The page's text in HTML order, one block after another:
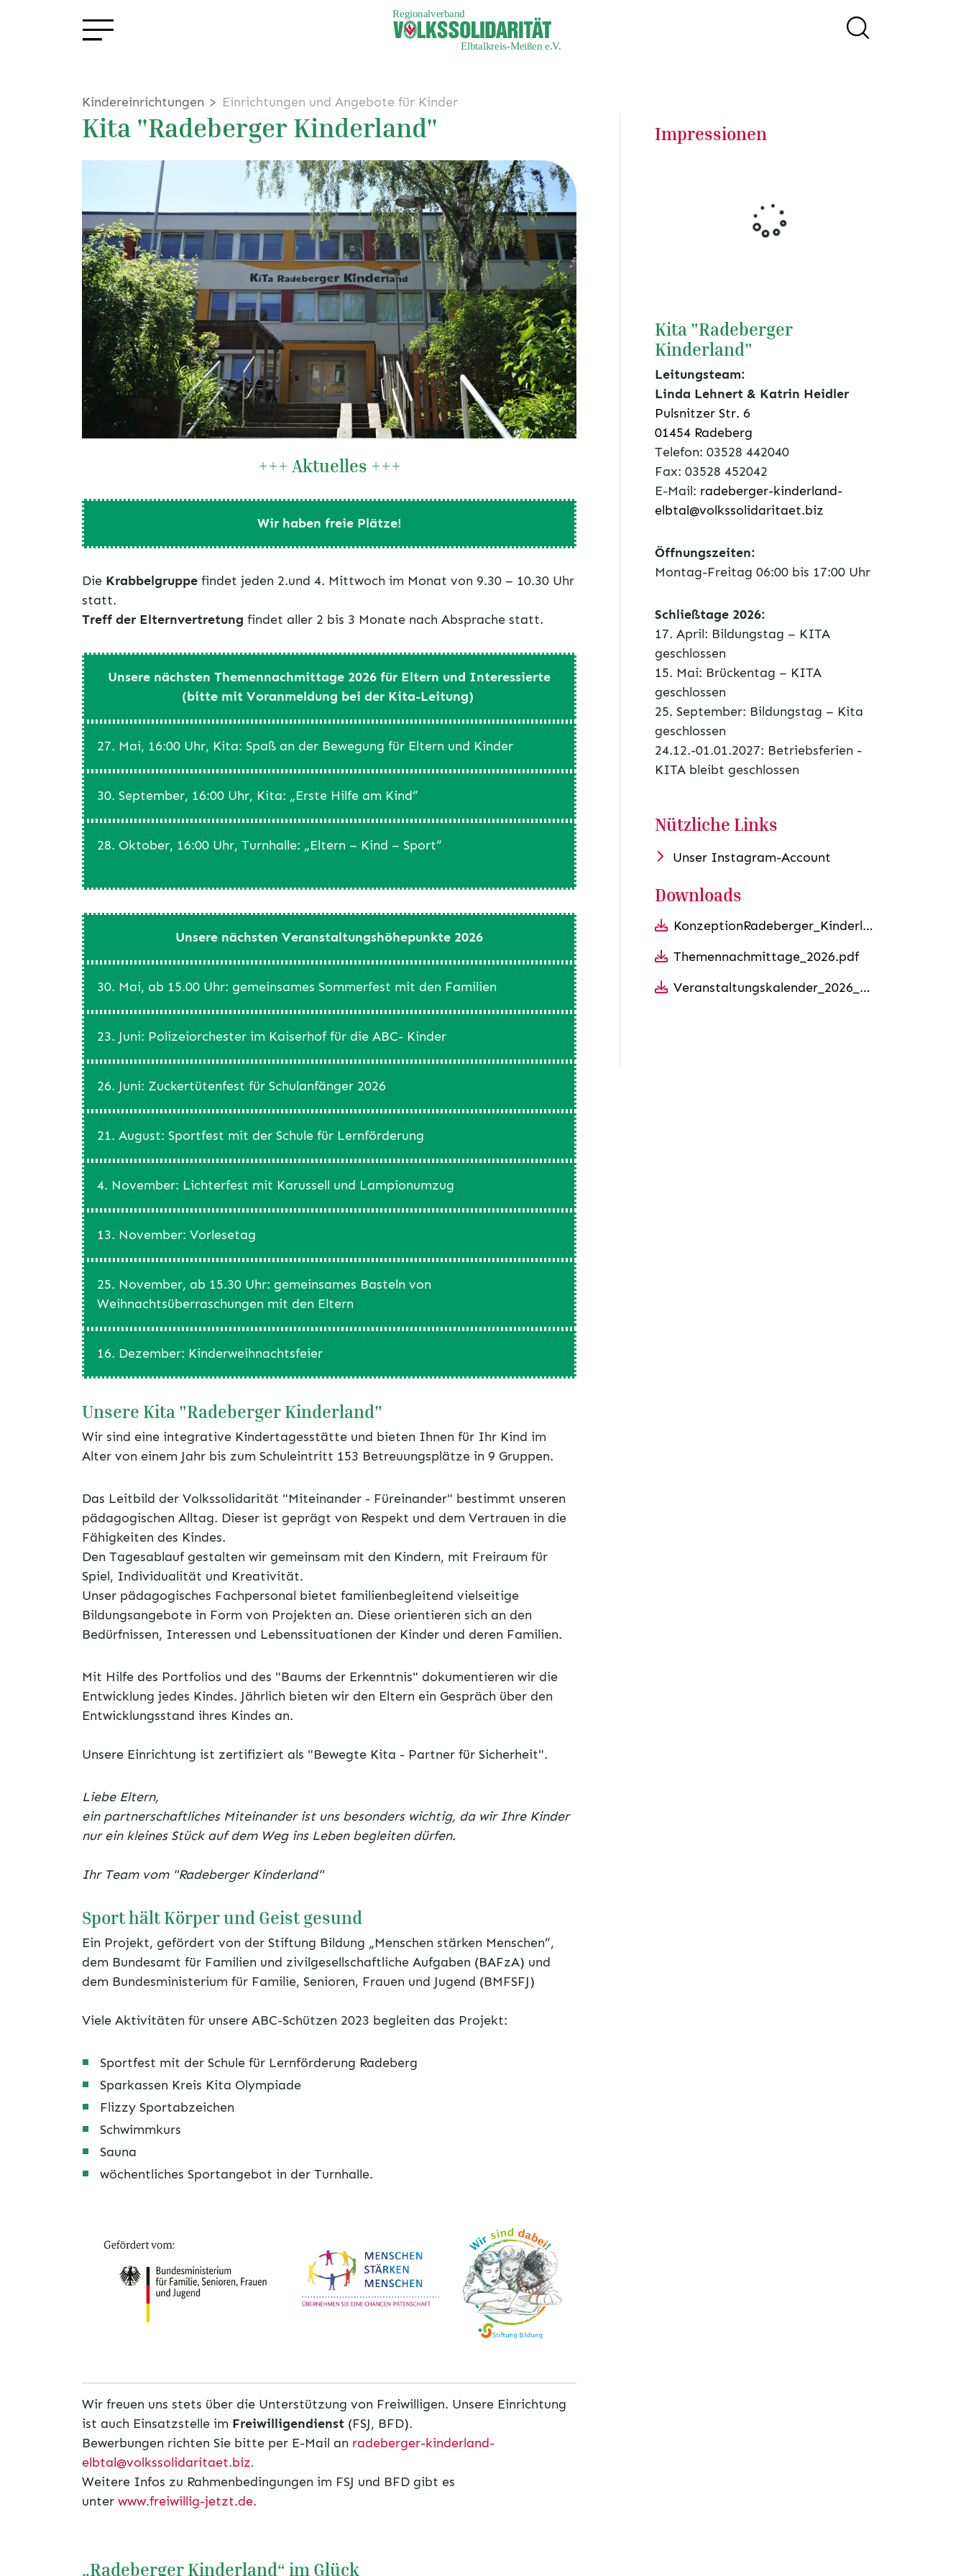
Kindereinrichtungen Einrichtungen und Angebote für Kinder
Kita "Radeberger Kinderland"
+++ Aktuelles +++
Wir haben freie Plätze!
Die Krabbelgruppe findet jeden 2.und 4. Mittwoch im Monat von 9.30 – 10.30 Uhr
statt.
Treff der Elternvertretung findet aller 2 bis 3 Monate nach Absprache statt.
Unsere nächsten Themennachmittage 2026 für Eltern und Interessierte
(bitte mit Voranmeldung bei der Kita-Leitung)
27. Mai, 16:00 Uhr, Kita: Spaß an der Bewegung für Eltern und Kinder
30. September, 16:00 Uhr, Kita: „Erste Hilfe am Kind“
28. Oktober, 16:00 Uhr, Turnhalle: „Eltern – Kind – Sport“
Unsere nächsten Veranstaltungshöhepunkte 2026
30. Mai, ab 15.00 Uhr: gemeinsames Sommerfest mit den Familien
23. Juni: Polizeiorchester im Kaiserhof für die ABC- Kinder
26. Juni: Zuckertütenfest für Schulanfänger 2026
21. August: Sportfest mit der Schule für Lernförderung
4. November: Lichterfest mit Karussell und Lampionumzug
13. November: Vorlesetag
25. November, ab 15.30 Uhr: gemeinsames Basteln von
Weihnachtsüberraschungen mit den Eltern
16. Dezember: Kinderweihnachtsfeier
Unsere Kita "Radeberger Kinderland"
Wir sind eine integrative Kindertagesstätte und bieten Ihnen für Ihr Kind im
Alter von einem Jahr bis zum Schuleintritt 153 Betreuungsplätze in 9 Gruppen.
Das Leitbild der Volkssolidarität "Miteinander - Füreinander" bestimmt unseren
pädagogischen Alltag. Dieser ist geprägt von Respekt und dem Vertrauen in die
Fähigkeiten des Kindes.
Den Tagesablauf gestalten wir gemeinsam mit den Kindern, mit Freiraum für
Spiel, Individualität und Kreativität.
Unser pädagogisches Fachpersonal bietet familienbegleitend vielseitige
Bildungsangebote in Form von Projekten an. Diese orientieren sich an den
Bedürfnissen, Interessen und Lebenssituationen der Kinder und deren Familien.
Mit Hilfe des Portfolios und des "Baums der Erkenntnis" dokumentieren wir die
Entwicklung jedes Kindes. Jährlich bieten wir den Eltern ein Gespräch über den
Entwicklungsstand ihres Kindes an.
Unsere Einrichtung ist zertifiziert als "Bewegte Kita - Partner für Sicherheit".
Liebe Eltern,
ein partnerschaftliches Miteinander ist uns besonders wichtig, da wir Ihre Kinder
nur ein kleines Stück auf dem Weg ins Leben begleiten dürfen.
Ihr Team vom "Radeberger Kinderland"
Sport hält Körper und Geist gesund
Ein Projekt, gefördert von der Stiftung Bildung „Menschen stärken Menschen“,
dem Bundesamt für Familien und zivilgesellschaftliche Aufgaben (BAFzA) und
dem Bundesministerium für Familie, Senioren, Frauen und Jugend (BMFSFJ)
Viele Aktivitäten für unsere ABC-Schützen 2023 begleiten das Projekt:
Sportfest mit der Schule für Lernförderung Radeberg
Sparkassen Kreis Kita Olympiade
Flizzy Sportabzeichen
Schwimmkurs
Sauna
wöchentliches Sportangebot in der Turnhalle.
Wir freuen uns stets über die Unterstützung von Freiwilligen. Unsere Einrichtung
ist auch Einsatzstelle im Freiwilligendienst (FSJ, BFD).
Bewerbungen richten Sie bitte per E-Mail an radeberger-kinderland-
elbtal@volkssolidaritaet.biz.
Weitere Infos zu Rahmenbedingungen im FSJ und BFD gibt es
unter www.freiwillig-jetzt.de.
„Radeberger Kinderland“ im Glück
Impressionen
Kita "Radeberger
Kinderland"
Leitungsteam:
Linda Lehnert & Katrin Heidler
Pulsnitzer Str. 6
01454 Radeberg
Telefon: 03528 442040
Fax: 03528 452042
E-Mail: radeberger-kinderland-
elbtal@volkssolidaritaet.biz
Öffnungszeiten:
Montag-Freitag 06:00 bis 17:00 Uhr
Schließtage 2026:
17. April: Bildungstag – KITA
geschlossen
15. Mai: Brückentag – KITA
geschlossen
25. September: Bildungstag – Kita
geschlossen
24.12.-01.01.2027: Betriebsferien -
KITA bleibt geschlossen
Nützliche Links
Unser Instagram-Account
Downloads
KonzeptionRadeberger_Kinderland.doc_12._Revision.pdf
Themennachmittage_2026.pdf
Veranstaltungskalender_2026_Aushang.pdf